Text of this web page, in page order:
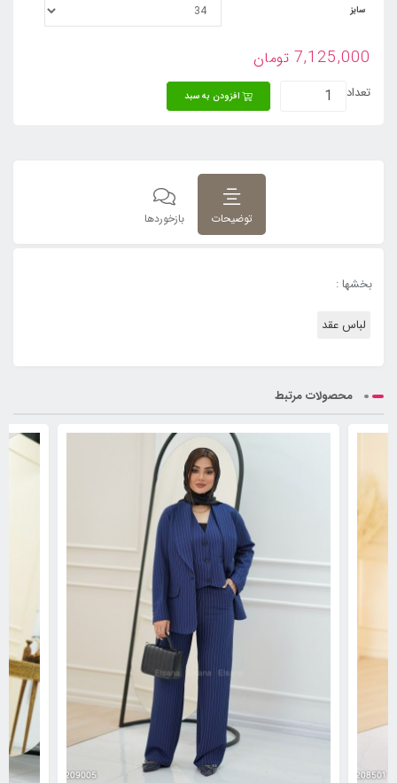
سایز
7,125,000 تومان
تعداد افزودن به سبد
توضیحات بازخوردها
بخشها :
لباس عقد
محصولات مرتبط